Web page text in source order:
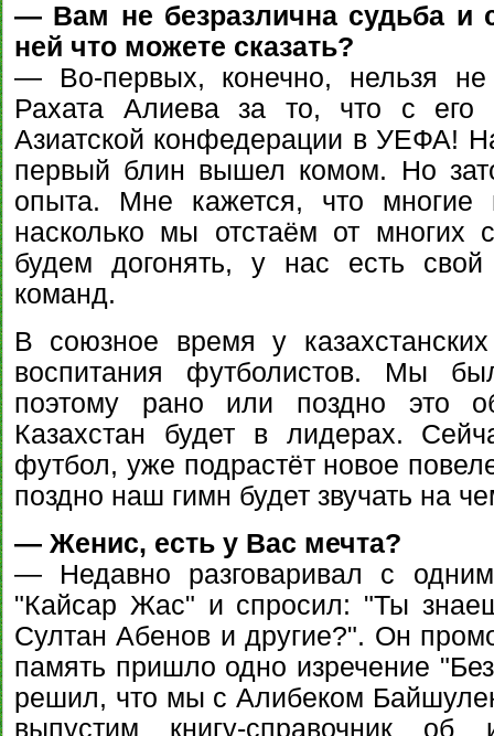
— Вам не безразлична судьба и
ней что можете сказать?
— Во-первых, конечно, нельзя не
Рахата Алиева за то, что с
Азиатской конфедерации в УЕФА!
первый блин вышел комом. Но
опыта. Мне кажется, что многие
насколько мы отстаём от многих
будем догонять, у нас есть свой
команд.
В союзное время у
воспитания футболистов. Мы
поэтому рано или поздно это
Казахстан будет в лидерах.
футбол, уже подрастёт новое
поздно наш гимн будет звучать на
— Женис, есть у Вас мечта?
— Недавно разговаривал с
"Кайсар Жас" и спросил: "Ты
Султан Абенов и другие?". Он
память пришло одно изречение
решил, что мы с Алибеком
выпустим книгу-справочник